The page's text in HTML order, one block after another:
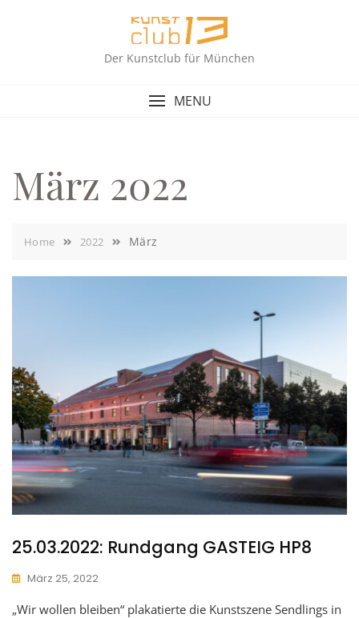
Der Kunstclub für München
MENU
März 2022
Home 2022 März
25.03.2022: Rundgang GASTEIG HP8
März 25, 2022
„Wir wollen bleiben“ plakatierte die Kunstszene Sendlings in